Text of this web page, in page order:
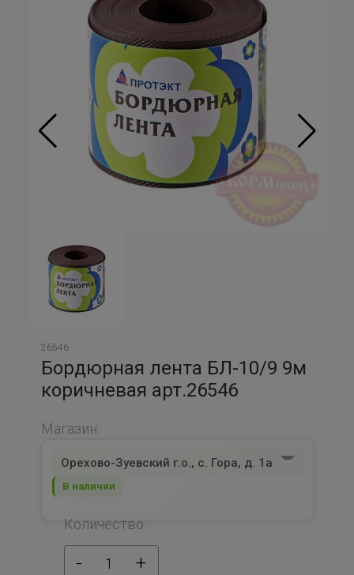
26546
Бордюрная лента БЛ-10/9 9м
коричневая арт.26546
Магазин:
Орехово-Зуевский г.о., с. Гора, д. 1а
В наличии
Количество:
- 1 +